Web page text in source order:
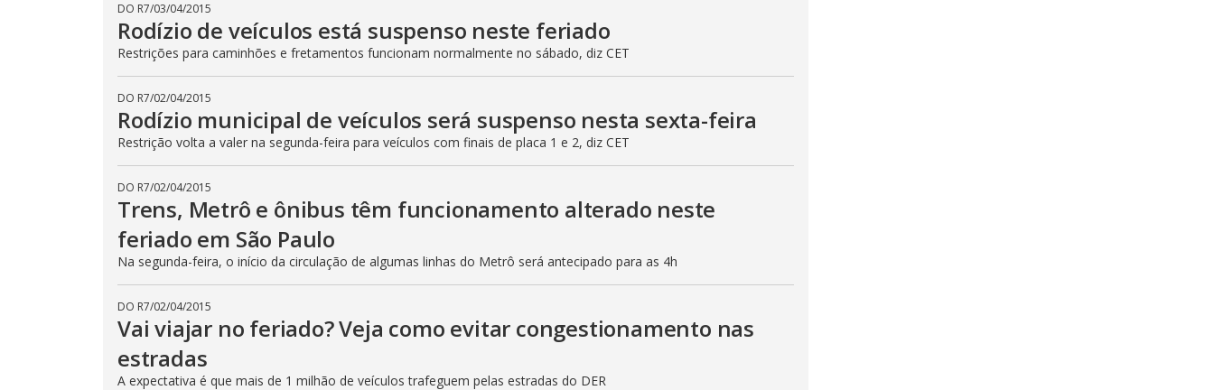
DO R7/03/04/2015
Rodízio de veículos está suspenso neste feriado
Restrições para caminhões e fretamentos funcionam normalmente no sábado, diz CET
DO R7/02/04/2015
Rodízio municipal de veículos será suspenso nesta sexta-feira
Restrição volta a valer na segunda-feira para veículos com finais de placa 1 e 2, diz CET
DO R7/02/04/2015
Trens, Metrô e ônibus têm funcionamento alterado neste
feriado em São Paulo
Na segunda-feira, o início da circulação de algumas linhas do Metrô será antecipado para as 4h
DO R7/02/04/2015
Vai viajar no feriado? Veja como evitar congestionamento nas
estradas
A expectativa é que mais de 1 milhão de veículos trafeguem pelas estradas do DER